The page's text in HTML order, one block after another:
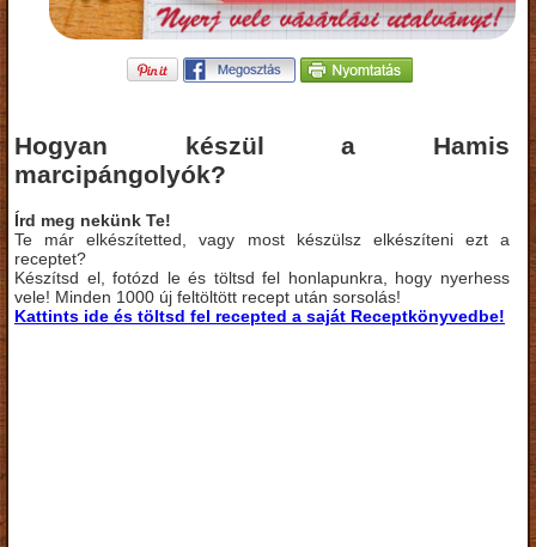
Hogyan készül a Hamis
marcipángolyók?
Írd meg nekünk Te!
Te már elkészítetted, vagy most készülsz elkészíteni ezt a
receptet?
Készítsd el, fotózd le és töltsd fel honlapunkra, hogy nyerhess
vele! Minden 1000 új feltöltött recept után sorsolás!
Kattints ide és töltsd fel recepted a saját Receptkönyvedbe!